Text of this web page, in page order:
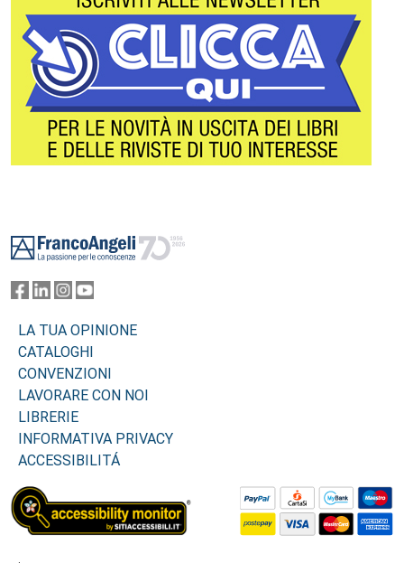
LA TUA OPINIONE
CATALOGHI
CONVENZIONI
LAVORARE CON NOI
LIBRERIE
INFORMATIVA PRIVACY
ACCESSIBILITÁ